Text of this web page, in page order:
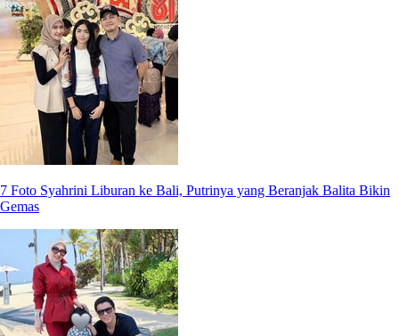
7 Foto Syahrini Liburan ke Bali, Putrinya yang Beranjak Balita Bikin
Gemas